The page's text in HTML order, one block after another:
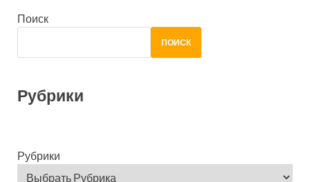
Поиск
ПОИСК
Рубрики
Рубрики